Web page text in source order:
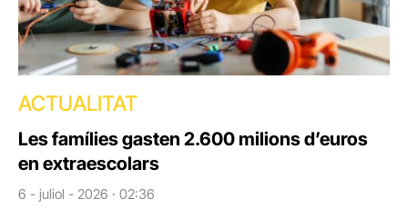
ACTUALITAT
Les famílies gasten 2.600 milions d’euros
en extraescolars
6 - juliol - 2026 · 02:36